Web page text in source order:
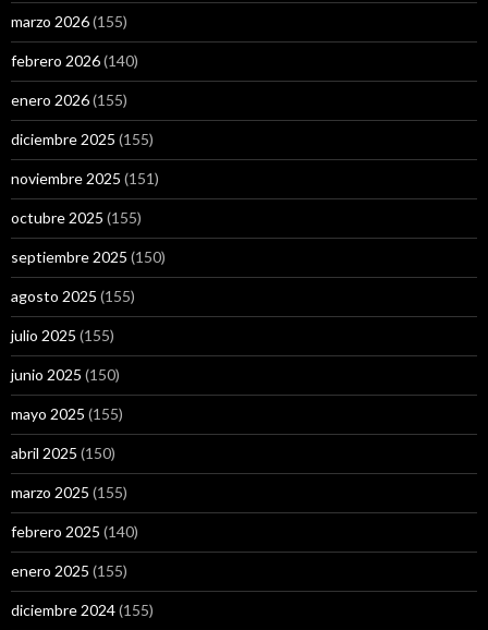
marzo 2026(155)
febrero 2026(140)
enero 2026(155)
diciembre 2025 (155)
noviembre 2025 (151)
octubre 2025 (155)
septiembre 2025 (150)
agosto 2025 (155)
julio 2025 (155)
junio 2025 (150)
mayo 2025 (155)
abril 2025 (150)
marzo 2025 (155)
febrero 2025 (140)
enero 2025 (155)
diciembre 2024(155)